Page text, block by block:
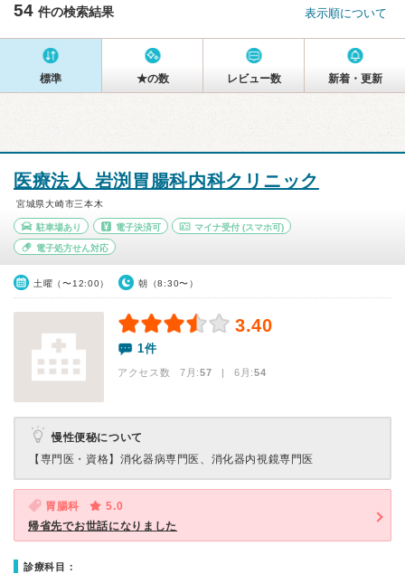
54 件の検索結果 表示順について
標準 ★の数 レビュー数 新着・更新
医療法人 岩渕胃腸科内科クリニック
宮城県大崎市三本木
駐車場あり 電子決済可 マイナ受付 (スマホ可)
電子処方せん対応
土曜（〜12:00） 朝（8:30〜）
3.40
1件
アクセス数 7月:57 | 6月:54
慢性便秘について
【専門医・資格】 消化器病専門医、消化器内視鏡専門医
胃腸科
5.0
帰省先でお世話になりました
診療科目：